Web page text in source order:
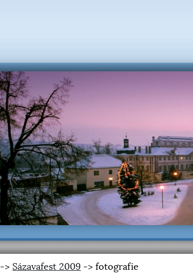
-> Sázavafest 2009 -> fotografie